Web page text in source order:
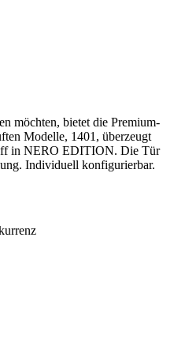
möchten, bietet die Premium-
Modelle, 1401, überzeugt
in NERO EDITION. Die Tür
Individuell konfigurierbar.